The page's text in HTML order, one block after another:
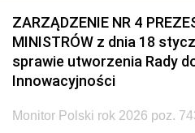
ZARZĄDZENIE NR 4
MINISTRÓW z dnia 18
sprawie utworzenia Rady
Innowacyjności
Monitor Polski rok 2026 poz.